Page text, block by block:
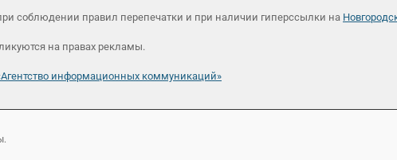
соблюдении правил перепечатки и при наличии гиперссылки на
на правах рекламы.
информационных коммуникаций»